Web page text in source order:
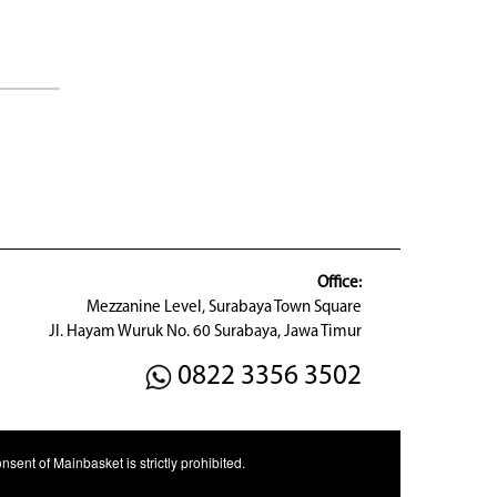
Office:
Mezzanine Level, Surabaya Town Square
Jl. Hayam Wuruk No. 60 Surabaya, Jawa Timur
0822 3356 3502
of Mainbasket is strictly prohibited.